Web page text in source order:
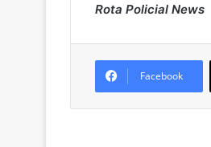
Rota Policial News
Facebook